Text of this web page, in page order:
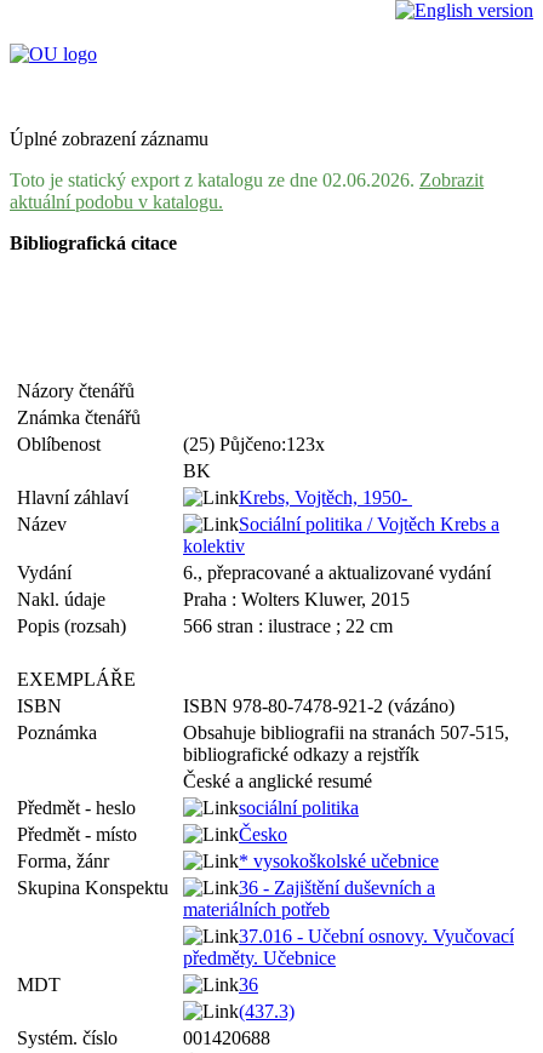
Úplné zobrazení záznamu
Toto je statický export z katalogu ze dne 02.06.2026. Zobrazit
aktuální podobu v katalogu.
Bibliografická citace
Názory čtenářů
Známka čtenářů
Oblíbenost
(25) Půjčeno:123x
BK
Hlavní záhlaví
Krebs, Vojtěch, 1950-
Název
Sociální politika / Vojtěch Krebs a
kolektiv
Vydání
6., přepracované a aktualizované vydání
Nakl. údaje
Praha : Wolters Kluwer, 2015
Popis (rozsah)
566 stran : ilustrace ; 22 cm
EXEMPLÁŘE
ISBN
ISBN 978-80-7478-921-2 (vázáno)
Poznámka
Obsahuje bibliografii na stranách 507-515,
bibliografické odkazy a rejstřík
České a anglické resumé
Předmět - heslo
sociální politika
Předmět - místo
Česko
Forma, žánr
* vysokoškolské učebnice
Skupina Konspektu
36 - Zajištění duševních a
materiálních potřeb
37.016 - Učební osnovy. Vyučovací
předměty. Učebnice
MDT
36
(437.3)
Systém. číslo
001420688